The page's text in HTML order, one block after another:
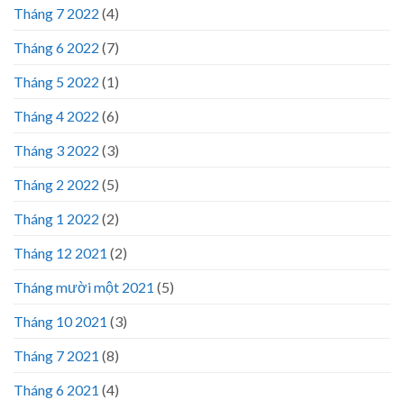
Tháng 7 2022 (4)
Tháng 6 2022 (7)
Tháng 5 2022 (1)
Tháng 4 2022 (6)
Tháng 3 2022 (3)
Tháng 2 2022 (5)
Tháng 1 2022 (2)
Tháng 12 2021 (2)
Tháng mười một 2021 (5)
Tháng 10 2021 (3)
Tháng 7 2021 (8)
Tháng 6 2021 (4)